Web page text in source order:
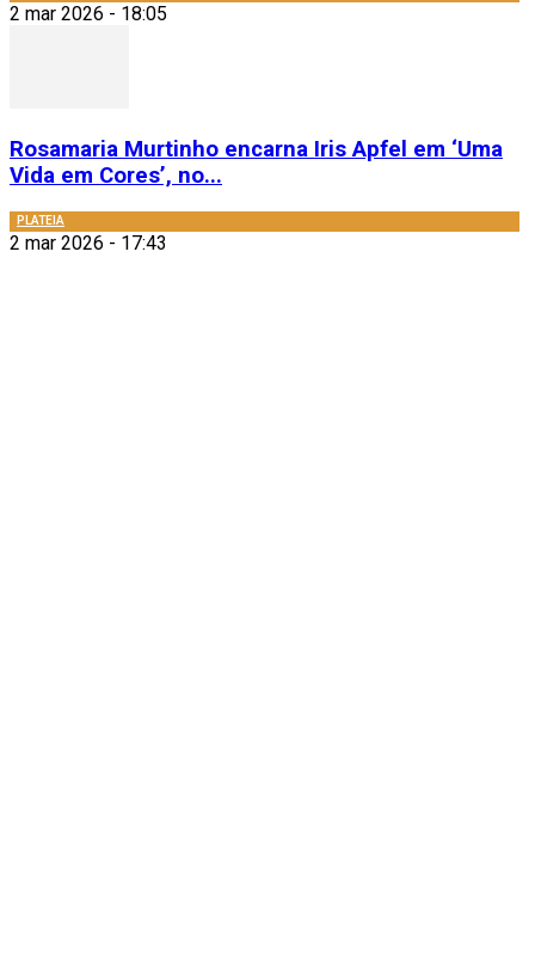
2 mar 2026 - 18:05
Rosamaria Murtinho encarna Iris Apfel em ‘Uma
Vida em Cores’, no...
PLATEIA
2 mar 2026 - 17:43